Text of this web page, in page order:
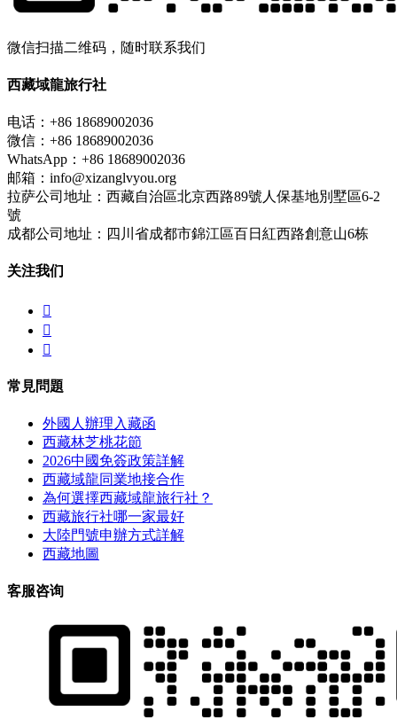
微信扫描二维码，随时联系我们
西藏域龍旅行社
电话：+86 18689002036
微信：+86 18689002036
WhatsApp：+86 18689002036
邮箱：info@xizanglvyou.org
拉萨公司地址：西藏自治區北京西路89號人保基地別墅區6-2
號
成都公司地址：四川省成都市錦江區百日紅西路創意山6栋
关注我们



常見問題
外國人辦理入藏函
西藏林芝桃花節
2026中國免簽政策詳解
西藏域龍同業地接合作
為何選擇西藏域龍旅行社？
西藏旅行社哪一家最好
大陸門號申辦方式詳解
西藏地圖
客服咨询